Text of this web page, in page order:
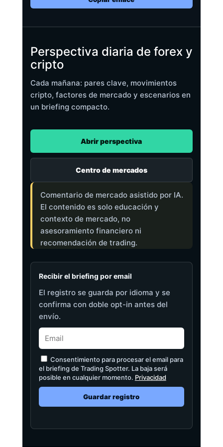
Perspectiva diaria de forex y
cripto
Cada mañana: pares clave, movimientos
cripto, factores de mercado y escenarios en
un briefing compacto.
Abrir perspectiva
Centro de mercados
Comentario de mercado asistido por IA.
El contenido es solo educación y
contexto de mercado, no
asesoramiento financiero ni
recomendación de trading.
Recibir el briefing por email
El registro se guarda por idioma y se
confirma con doble opt-in antes del
envío.
Consentimiento para procesar el email para
el briefing de Trading Spotter. La baja será
posible en cualquier momento. Privacidad
Guardar registro